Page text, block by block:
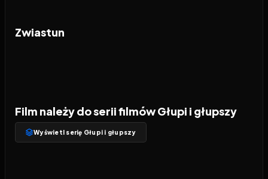
Zwiastun
Film należy do serii filmów Głupi i głupszy
Wyświetl serię Głupi i głupszy